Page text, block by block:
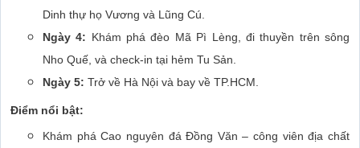
Dinh thự họ Vương và Lũng Cú.
Ngày 4: Khám phá đèo Mã Pì Lèng, đi thuyền trên sông
Nho Quế, và check-in tại hẻm Tu Sản.
Ngày 5: Trở về Hà Nội và bay về TP.HCM.
Điểm nổi bật:
Khám phá Cao nguyên đá Đồng Văn – công viên địa chất